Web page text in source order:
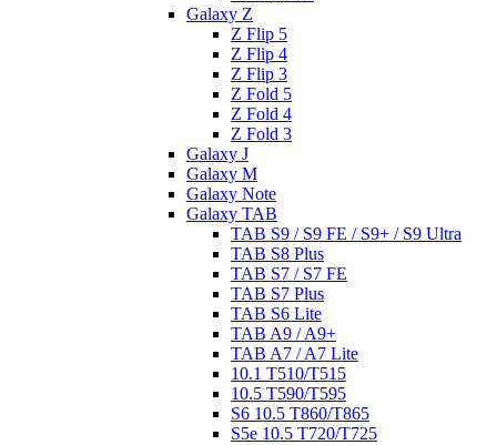
Galaxy Z
Z Flip 5
Z Flip 4
Z Flip 3
Z Fold 5
Z Fold 4
Z Fold 3
Galaxy J
Galaxy M
Galaxy Note
Galaxy TAB
TAB S9 / S9 FE / S9+ / S9 Ultra
TAB S8 Plus
TAB S7 / S7 FE
TAB S7 Plus
TAB S6 Lite
TAB A9 / A9+
TAB A7 / A7 Lite
10.1 T510/T515
10.5 T590/T595
S6 10.5 T860/T865
S5e 10.5 T720/T725